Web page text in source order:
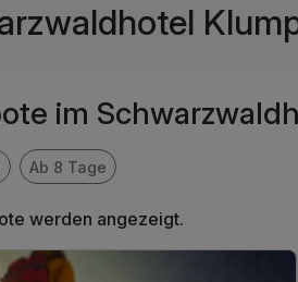
im
Ab 8 Tage
werden angezeigt.